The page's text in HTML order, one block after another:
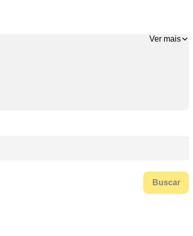
Ver mais
Buscar